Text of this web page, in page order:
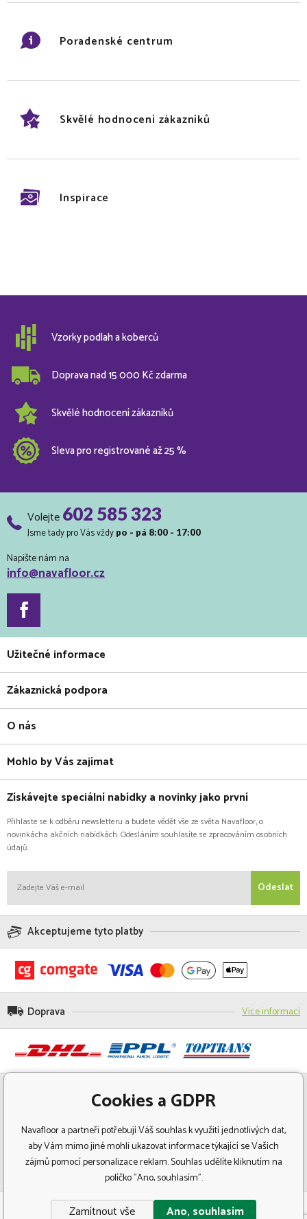
Poradenské centrum
Skvělé hodnocení zákazníků
Inspirace
Vzorky podlah a koberců
Doprava nad 15 000 Kč zdarma
Skvělé hodnocení zákazníků
Sleva pro registrované až 25 %
Volejte602 585 323
Jsme tady pro Vás vždy po - pá 8:00 - 17:00
Napište nám na
info@navafloor.cz
Užitečné informace
Zákaznická podpora
O nás
Mohlo by Vás zajímat
Získávejte speciální nabídky a novinky jako první
Přihlaste se k odběru newsletteru a budete vědět vše ze světa Navafloor, o
novinkácha akčních nabídkách. Odesláním souhlasíte se zpracováním osobních
údajů.
Odeslat
Akceptujeme tyto platby
Doprava Více informací
© Copyright 2018 Navafloor - Specializovaný prodej podlahových krytin.
Cookies a GDPR
Navafloor a partneři potřebují Váš souhlas k využití jednotlivých dat,
aby Vám mimo jiné mohli ukazovat informace týkající se Vašich
zájmů pomocí personalizace reklam. Souhlas udělíte kliknutím na
políčko "Ano, souhlasím".
Zamítnout vše Ano, souhlasím